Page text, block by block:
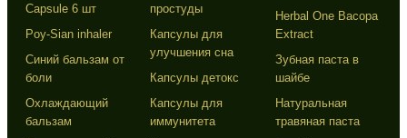
Capsule 6 шт
Poy-Sian inhaler
Синий бальзам от
боли
Охлаждающий
бальзам
простуды
Капсулы для
улучшения сна
Капсулы детокс
Капсулы для
иммунитета
Herbal One Bacopa
Extract
Зубная паста в
шайбе
Натуральная
травяная паста